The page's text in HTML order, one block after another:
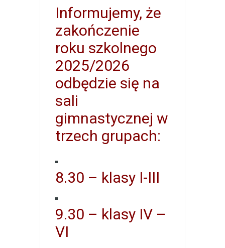
Informujemy, że
zakończenie
roku szkolnego
2025/2026
odbędzie się na
sali
gimnastycznej w
trzech grupach:
8.30 – klasy I-III
9.30 – klasy IV –
VI